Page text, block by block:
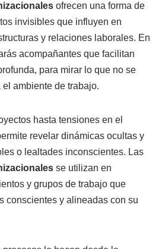
ofrecen una forma de
invisibles que influyen en
y relaciones laborales. En
acompañantes que facilitan
para mirar lo que no se
ambiente de trabajo.
hasta tensiones en el
revelar dinámicas ocultas y
o lealtades inconscientes. Las
se utilizan en
y grupos de trabajo que
conscientes y alineadas con su